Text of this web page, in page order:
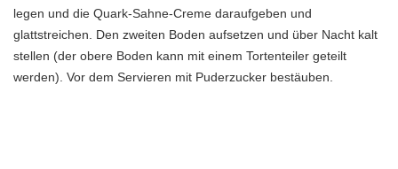
legen und die Quark-Sahne-Creme daraufgeben und
glattstreichen. Den zweiten Boden aufsetzen und über Nacht kalt
stellen (der obere Boden kann mit einem Tortenteiler geteilt
werden). Vor dem Servieren mit Puderzucker bestäuben.